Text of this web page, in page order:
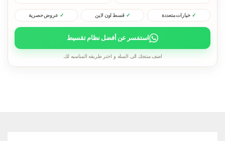
خيارات متعددة قسط اون لاين عروض حصرية
استفسر عن أفضل نظام تقسيط
اضف منتجك الى السله و اختر طريقه المناسبه لك.